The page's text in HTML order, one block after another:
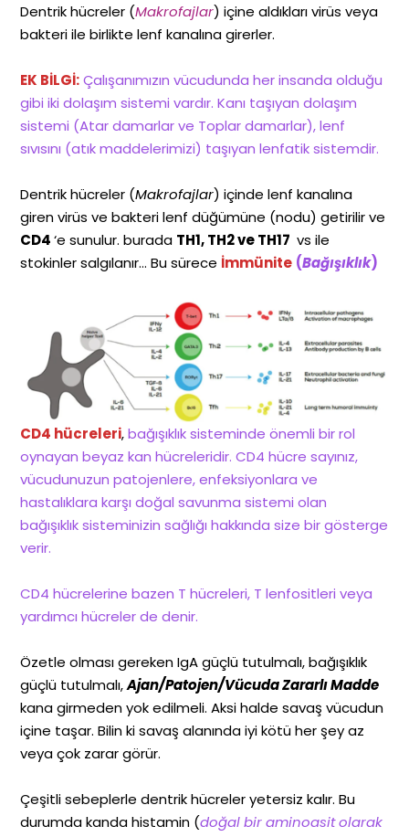
Dentrik hücreler (Makrofajlar) içine aldıkları virüs veya
bakteri ile birlikte lenf kanalına girerler.
EK BİLGİ: Çalışanımızın vücudunda her insanda olduğu
gibi iki dolaşım sistemi vardır. Kanı taşıyan dolaşım
sistemi (Atar damarlar ve Toplar damarlar), lenf
sıvısını (atık maddelerimizi) taşıyan lenfatik sistemdir.
Dentrik hücreler (Makrofajlar) içinde lenf kanalına
giren virüs ve bakteri lenf düğümüne (nodu) getirilir ve
CD4‘e sunulur. burada TH1, TH2 ve TH17 vs ile
stokinler salgılanır… Bu sürece İmmünite (Bağışıklık)
CD4 hücreleri,bağışıklık sisteminde önemli bir rol
oynayan beyaz kan hücreleridir. CD4 hücre sayınız,
vücudunuzun patojenlere, enfeksiyonlara ve
hastalıklara karşı doğal savunma sistemi olan
bağışıklık sisteminizin sağlığı hakkında size bir gösterge
verir.
CD4 hücrelerine bazen T hücreleri, T lenfositleri veya
yardımcı hücreler de denir.
Özetle olması gereken IgA güçlü tutulmalı, bağışıklık
güçlü tutulmalı,Ajan/Patojen/Vücuda Zararlı Madde
kana girmeden yok edilmeli. Aksi halde savaş vücudun
içine taşar. Bilin ki savaş alanında iyi kötü her şey az
veya çok zarar görür.
Çeşitli sebeplerle dentrik hücreler yetersiz kalır. Bu
durumda kanda histamin (doğal bir aminoasit olarak